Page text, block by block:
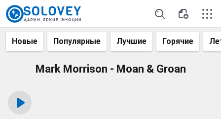
Новые Популярные Лучшие Горячие
Mark Morrison - Moan & Groan